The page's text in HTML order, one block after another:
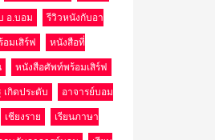
อ.บอม รีวิวหนังกับอา
มเสิร์ฟ หนังสือที่
หนังสือศัพท์พร้อมเสิร์ฟ
เกิดประดับ อาจารย์บอม
เชียงราย เรียนภาษา